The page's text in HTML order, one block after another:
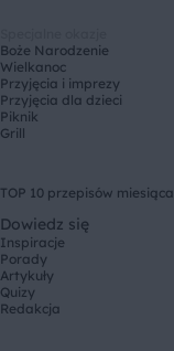
Boże Narodzenie
Wielkanoc
Przyjęcia i imprezy
Przyjęcia dla dzieci
Piknik
Grill
TOP 10 przepisów miesiąca
Dowiedz się
Inspiracje
Porady
Artykuły
Quizy
Redakcja